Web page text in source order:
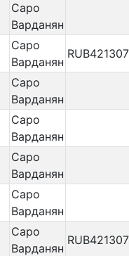
Саро
Варданян
Саро
Варданян
Саро
Варданян
Саро
Варданян
Саро
Варданян
Саро
Варданян
Саро
Варданян